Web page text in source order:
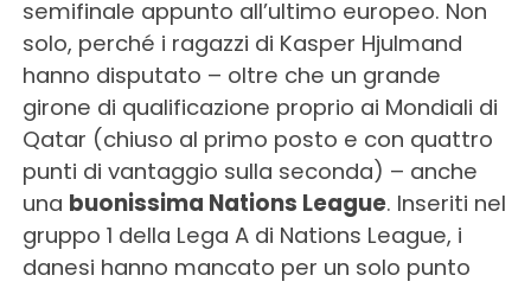
semifinale appunto all’ultimo europeo. Non
solo, perché i ragazzi di Kasper Hjulmand
hanno disputato – oltre che un grande
girone di qualificazione proprio ai Mondiali di
Qatar (chiuso al primo posto e con quattro
punti di vantaggio sulla seconda) – anche
una buonissima Nations League. Inseriti nel
gruppo 1 della Lega A di Nations League, i
danesi hanno mancato per un solo punto